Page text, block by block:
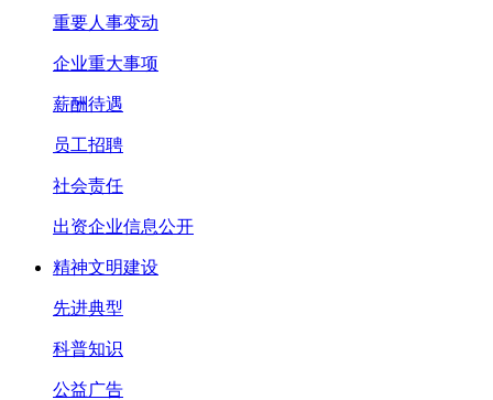
重要人事变动
企业重大事项
薪酬待遇
员工招聘
社会责任
出资企业信息公开
精神文明建设
先进典型
科普知识
公益广告